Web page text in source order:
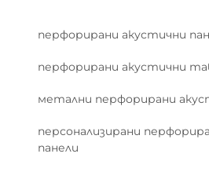
перфорирани акустични
перфорирани акустични
метални перфорирани
персонализирани
панели